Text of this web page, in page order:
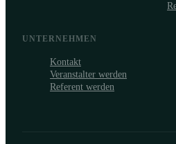
UNTERNEHMEN
Kontakt
Veranstalter werden
Referent werden